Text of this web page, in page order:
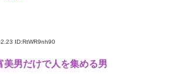
ID:RtWR9nh90
美男だけで人を集める男